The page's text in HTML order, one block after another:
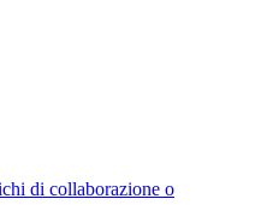
di collaborazione o